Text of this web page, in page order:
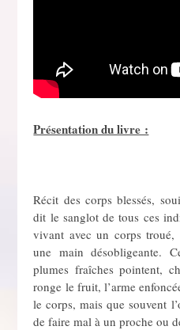
Présentation du livre :
Récit des corps blessés,
dit le sanglot de tous ces
vivant avec un corps
une main désobligeante.
plumes fraîches pointent,
ronge le fruit, l’arme
le corps, mais que souvent
de faire mal à un proche ou